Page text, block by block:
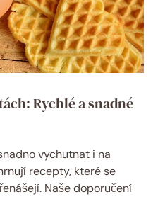
Rychlé a snadné
vychutnat i na
recepty, které se
Naše doporučení